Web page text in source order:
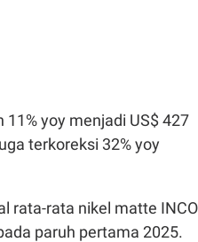
yoy menjadi US$ 427
terkoreksi 32% yoy
rata-rata nikel matte INCO
paruh pertama 2025.